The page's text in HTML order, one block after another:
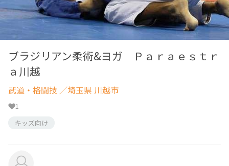
ブラジリアン柔術&ヨガ Ｐａｒａｅｓｔｒ
ａ川越
武道・格闘技 ／埼玉県 川越市
1
キッズ向け